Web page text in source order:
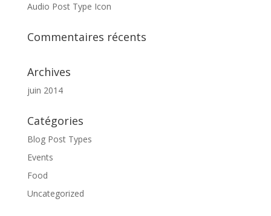
Audio Post Type Icon
Commentaires récents
Archives
juin 2014
Catégories
Blog Post Types
Events
Food
Uncategorized